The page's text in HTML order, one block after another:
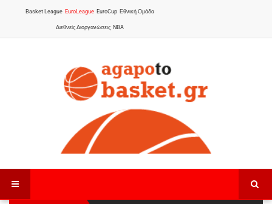
Basket League EuroLeague EuroCup Εθνική Ομάδα
Διεθνείς Διοργανώσεις NBA